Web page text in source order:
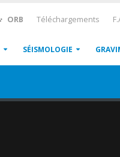
ORB Téléchargements
SÉISMOLOGIE